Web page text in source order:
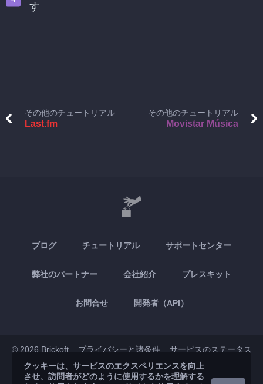
す
その他のチュートリアル
Last.fm
その他のチュートリアル
Movistar Música
ブログ チュートリアル サポートセンター
弊社のパートナー 会社紹介 プレスキット
お問合せ 開発者（API）
© 2026 Brickoft プライバシーと諸条件 サービスのステータス
App Store Google Play
クッキーは、サービスのエクスペリエンスを向上
させ、訪問者がどのように使用するかを理解する